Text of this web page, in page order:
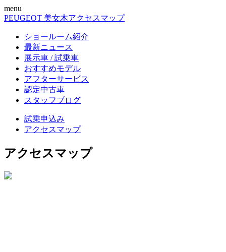
menu
PEUGEOT 美女木アクセスマップ
ショールーム紹介
最新ニュース
展示車 / 試乗車
おすすめモデル
アフターサービス
認定中古車
スタッフブログ
試乗申込み
アクセスマップ
アクセスマップ